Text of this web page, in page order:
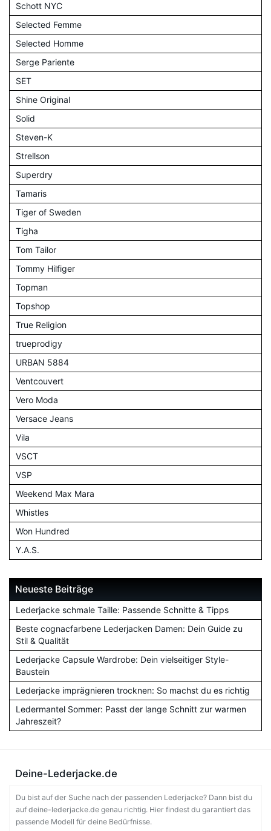
Schott NYC
Selected Femme
Selected Homme
Serge Pariente
SET
Shine Original
Solid
Steven-K
Strellson
Superdry
Tamaris
Tiger of Sweden
Tigha
Tom Tailor
Tommy Hilfiger
Topman
Topshop
True Religion
trueprodigy
URBAN 5884
Ventcouvert
Vero Moda
Versace Jeans
Vila
VSCT
VSP
Weekend Max Mara
Whistles
Won Hundred
Y.A.S.
Neueste Beiträge
Lederjacke schmale Taille: Passende Schnitte & Tipps
Beste cognacfarbene Lederjacken Damen: Dein Guide zu
Stil & Qualität
Lederjacke Capsule Wardrobe: Dein vielseitiger Style-
Baustein
Lederjacke imprägnieren trocknen: So machst du es richtig
Ledermantel Sommer: Passt der lange Schnitt zur warmen
Jahreszeit?
Deine-Lederjacke.de
Du bist auf der Suche nach der passenden Lederjacke? Dann bist du
auf deine-lederjacke.de genau richtig. Hier findest du garantiert das
passende Modell für deine Bedürfnisse.